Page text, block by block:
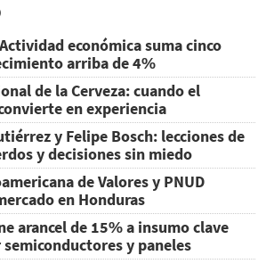
económica suma cinco
arriba de 4%
de la Cerveza: cuando el
en experiencia
y Felipe Bosch: lecciones de
y decisiones sin miedo
de Valores y PNUD
en Honduras
arancel de 15% a insumo clave
y paneles